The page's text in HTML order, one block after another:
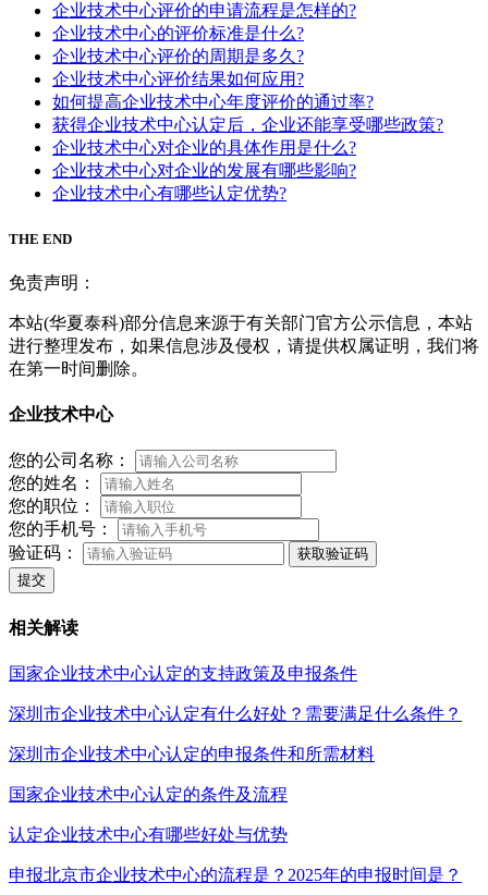
企业技术中心评价的申请流程是怎样的?
企业技术中心的评价标准是什么?
企业技术中心评价的周期是多久?
企业技术中心评价结果如何应用?
如何提高企业技术中心年度评价的通过率?
获得企业技术中心认定后，企业还能享受哪些政策?
企业技术中心对企业的具体作用是什么?
企业技术中心对企业的发展有哪些影响?
企业技术中心有哪些认定优势?
THE END
免责声明：
本站(华夏泰科)部分信息来源于有关部门官方公示信息，本站
进行整理发布，如果信息涉及侵权，请提供权属证明，我们将
在第一时间删除。
企业技术中心
您的公司名称：
您的姓名：
您的职位：
您的手机号：
验证码：
获取验证码
提交
相关解读
国家企业技术中心认定的支持政策及申报条件
深圳市企业技术中心认定有什么好处？需要满足什么条件？
深圳市企业技术中心认定的申报条件和所需材料
国家企业技术中心认定的条件及流程
认定企业技术中心有哪些好处与优势
申报北京市企业技术中心的流程是？2025年的申报时间是？